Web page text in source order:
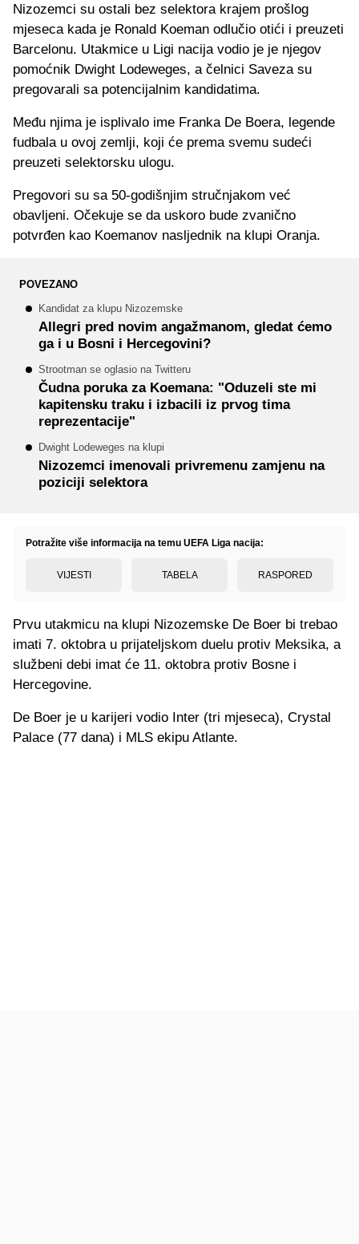
Nizozemci su ostali bez selektora krajem prošlog
mjeseca kada je Ronald Koeman odlučio otići i preuzeti
Barcelonu. Utakmice u Ligi nacija vodio je je njegov
pomoćnik Dwight Lodeweges, a čelnici Saveza su
pregovarali sa potencijalnim kandidatima.
Među njima je isplivalo ime Franka De Boera, legende
fudbala u ovoj zemlji, koji će prema svemu sudeći
preuzeti selektorsku ulogu.
Pregovori su sa 50-godišnjim stručnjakom već
obavljeni. Očekuje se da uskoro bude zvanično
potvrđen kao Koemanov nasljednik na klupi Oranja.
POVEZANO
Kandidat za klupu Nizozemske
Allegri pred novim angažmanom, gledat ćemo
ga i u Bosni i Hercegovini?
Strootman se oglasio na Twitteru
Čudna poruka za Koemana: "Oduzeli ste mi
kapitensku traku i izbacili iz prvog tima
reprezentacije"
Dwight Lodeweges na klupi
Nizozemci imenovali privremenu zamjenu na
poziciji selektora
Potražite više informacija na temu UEFA Liga nacija:
VIJESTI TABELA RASPORED
Prvu utakmicu na klupi Nizozemske De Boer bi trebao
imati 7. oktobra u prijateljskom duelu protiv Meksika, a
službeni debi imat će 11. oktobra protiv Bosne i
Hercegovine.
De Boer je u karijeri vodio Inter (tri mjeseca), Crystal
Palace (77 dana) i MLS ekipu Atlante.